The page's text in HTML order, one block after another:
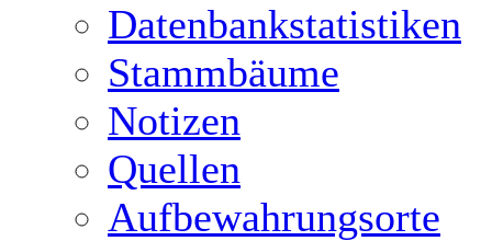
Datenbankstatistiken
Stammbäume
Notizen
Quellen
Aufbewahrungsorte